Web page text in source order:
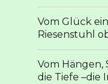
Vom Glück
Riesenstuhl
Vom
die Tiefe –die